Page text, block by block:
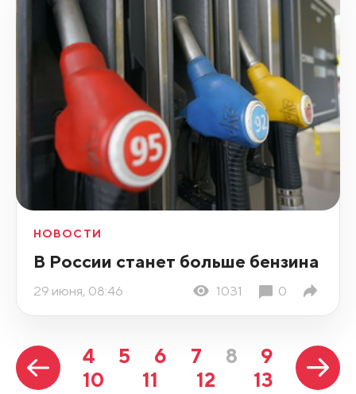
НОВОСТИ
В России станет больше бензина
29 июня, 08:46 1031 0
4 5 6 7 8
9
10
11 12 13